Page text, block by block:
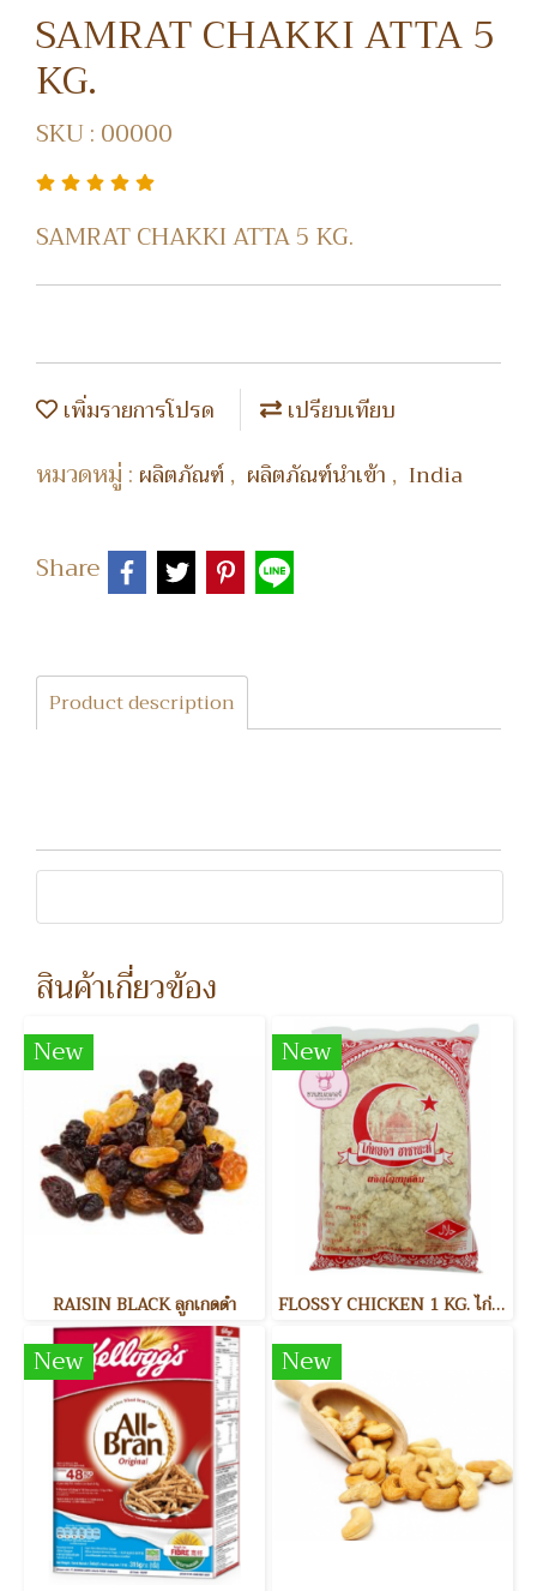
SAMRAT CHAKKI ATTA 5
KG.
SKU : 00000
SAMRAT CHAKKI ATTA 5 KG.
เพิ่มรายการโปรด เปรียบเทียบ
หมวดหมู่ : ผลิตภัณฑ์, ผลิตภัณฑ์นำเข้า , India
Share
Product description
สินค้าเกี่ยวข้อง
New
RAISIN BLACK ลูกเกดดำ
New
FLOSSY CHICKEN 1 KG. ไก่หยอง
New New